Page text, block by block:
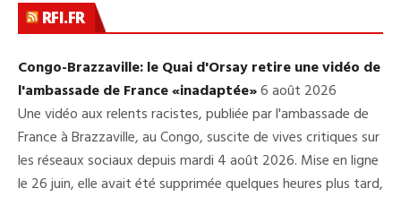
RFI.FR
Congo-Brazzaville: le Quai d'Orsay retire une vidéo de
l'ambassade de France «inadaptée»6 août 2026
Une vidéo aux relents racistes, publiée par l'ambassade de
France à Brazzaville, au Congo, suscite de vives critiques sur
les réseaux sociaux depuis mardi 4 août 2026. Mise en ligne
le 26 juin, elle avait été supprimée quelques heures plus tard,